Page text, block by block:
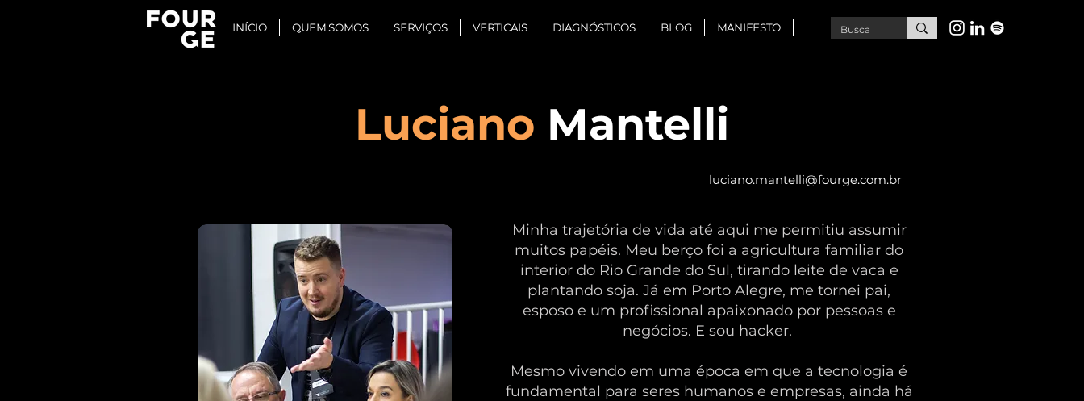
INÍCIO QUEM SOMOS SERVIÇOS VERTICAIS DIAGNÓSTICOS BLOG MANIFESTO
Luciano Mantelli
luciano.mantelli@fourge.com.br
Minha trajetória de vida até aqui me permitiu assumir
muitos papéis. Meu berço foi a agricultura familiar do
interior do Rio Grande do Sul, tirando leite de vaca e
plantando soja. Já em Porto Alegre, me tornei pai,
esposo e um profissional apaixonado por pessoas e
negócios. E sou hacker.
Mesmo vivendo em uma época em que a tecnologia é
fundamental para seres humanos e empresas, ainda há